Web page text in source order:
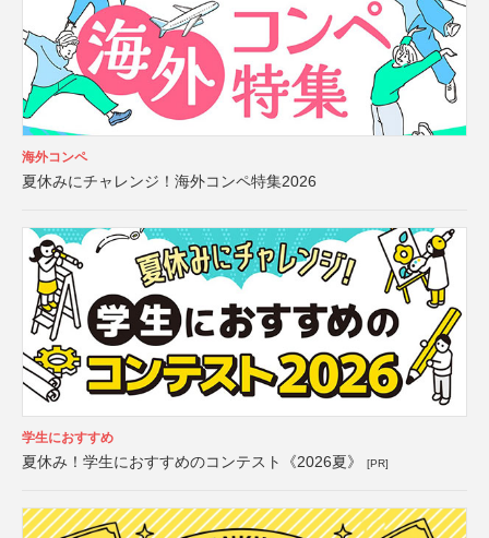
海外コンペ
夏休みにチャレンジ！海外コンペ特集2026
学生におすすめ
夏休み！学生におすすめのコンテスト《2026夏》 [PR]